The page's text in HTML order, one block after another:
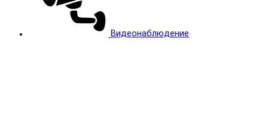
Видеонаблюдение